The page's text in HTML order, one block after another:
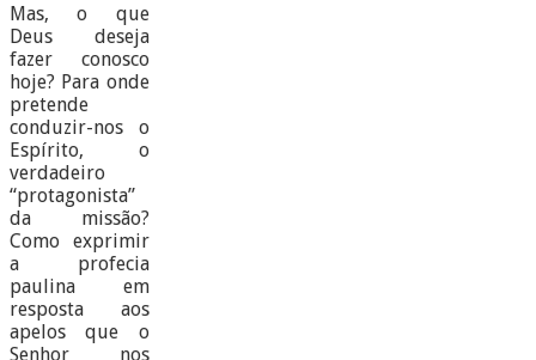
Mas, o que
Deus deseja
fazer conosco
hoje? Para onde
pretende
conduzir-nos o
Espírito, o
verdadeiro
“protagonista”
da missão?
Como exprimir
a profecia
paulina em
resposta aos
apelos que o
Senhor nos